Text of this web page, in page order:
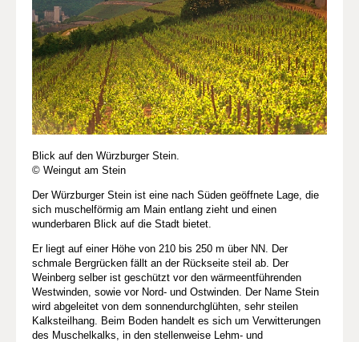
Blick auf den Würzburger Stein.
© Weingut am Stein
Der Würzburger Stein ist eine nach Süden geöffnete Lage, die
sich muschelförmig am Main entlang zieht und einen
wunderbaren Blick auf die Stadt bietet.
Er liegt auf einer Höhe von 210 bis 250 m über NN. Der
schmale Bergrücken fällt an der Rückseite steil ab. Der
Weinberg selber ist geschützt vor den wärmeentführenden
Westwinden, sowie vor Nord- und Ostwinden. Der Name Stein
wird abgeleitet von dem sonnendurchglühten, sehr steilen
Kalksteilhang. Beim Boden handelt es sich um Verwitterungen
des Muschelkalks, in den stellenweise Lehm- und